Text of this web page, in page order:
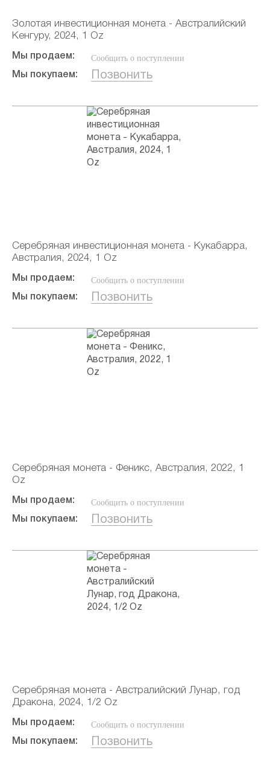
Золотая инвестиционная монета - Австралийский
Кенгуру, 2024, 1 Oz
Мы продаем: Сообщить о поступлении
Мы покупаем: Позвонить
Серебряная инвестиционная монета - Кукабарра,
Австралия, 2024, 1 Oz
Мы продаем: Сообщить о поступлении
Мы покупаем: Позвонить
Серебряная монета - Феникс, Австралия, 2022, 1
Oz
Мы продаем: Сообщить о поступлении
Мы покупаем: Позвонить
Серебряная монета - Австралийский Лунар, год
Дракона, 2024, 1/2 Oz
Мы продаем: Сообщить о поступлении
Мы покупаем: Позвонить